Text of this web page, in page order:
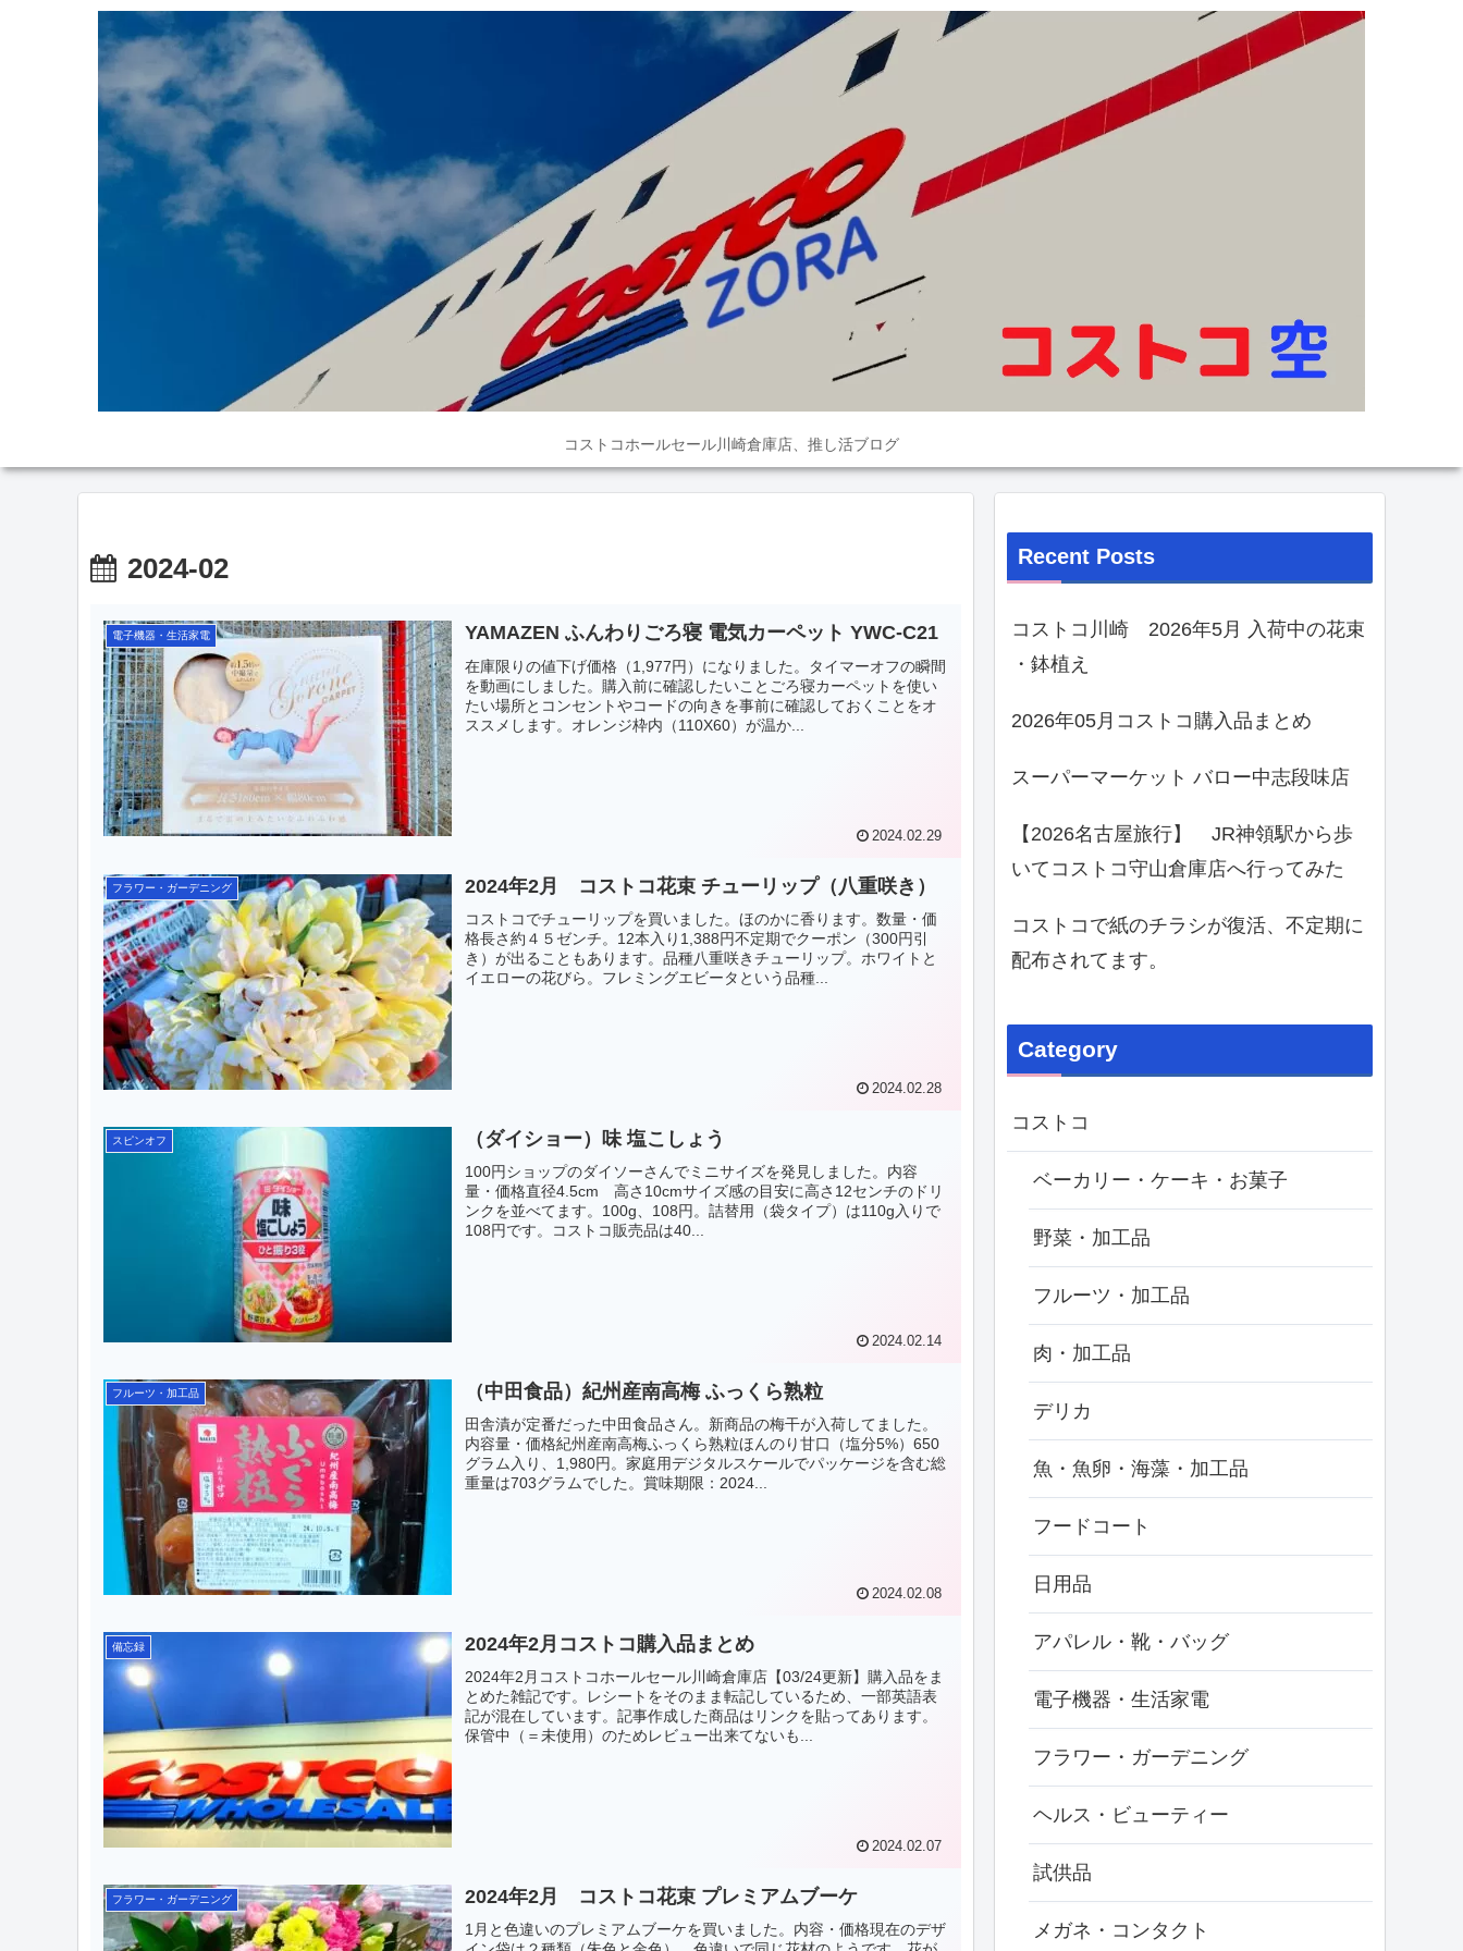
コストコホールセール川崎倉庫店、推し活ブログ
2024-02
電子機器・生活家電 YAMAZEN ふんわりごろ寝 電気カーペット YWC-C21
在庫限りの値下げ価格（1,977円）になりました。タイマーオフの瞬間
を動画にしました。購入前に確認したいことごろ寝カーペットを使い
たい場所とコンセントやコードの向きを事前に確認しておくことをオ
ススメします。オレンジ枠内（110X60）が温か...
2024.02.29
フラワー・ガーデニング 2024年2月 コストコ花束 チューリップ（八重咲き）
コストコでチューリップを買いました。ほのかに香ります。数量・価
格長さ約４５ゼンチ。12本入り1,388円不定期でクーポン（300円引
き）が出ることもあります。品種八重咲きチューリップ。ホワイトと
イエローの花びら。フレミングエビータという品種...
2024.02.28
スピンオフ （ダイショー）味 塩こしょう
100円ショップのダイソーさんでミニサイズを発見しました。内容
量・価格直径4.5cm 高さ10cmサイズ感の目安に高さ12センチのドリ
ンクを並べてます。100g、108円。詰替用（袋タイプ）は110g入りで
108円です。コストコ販売品は40...
2024.02.14
フルーツ・加工品 （中田食品）紀州産南高梅 ふっくら熟粒
田舎漬が定番だった中田食品さん。新商品の梅干が入荷してました。
内容量・価格紀州産南高梅ふっくら熟粒ほんのり甘口（塩分5%）650
グラム入り、1,980円。家庭用デジタルスケールでパッケージを含む総
重量は703グラムでした。賞味期限：2024...
2024.02.08
備忘録 2024年2月コストコ購入品まとめ
2024年2月コストコホールセール川崎倉庫店【03/24更新】購入品をま
とめた雑記です。レシートをそのまま転記しているため、一部英語表
記が混在しています。記事作成した商品はリンクを貼ってあります。
保管中（＝未使用）のためレビュー出来てないも...
2024.02.07
フラワー・ガーデニング 2024年2月 コストコ花束 プレミアムブーケ
1月と色違いのプレミアムブーケを買いました。内容・価格現在のデザ
Recent Posts
コストコ川崎 2026年5月 入荷中の花束
・鉢植え
2026年05月コストコ購入品まとめ
スーパーマーケット バロー中志段味店
【2026名古屋旅行】 JR神領駅から歩
いてコストコ守山倉庫店へ行ってみた
コストコで紙のチラシが復活、不定期に
配布されてます。
Category
コストコ
ベーカリー・ケーキ・お菓子
野菜・加工品
フルーツ・加工品
肉・加工品
デリカ
魚・魚卵・海藻・加工品
フードコート
日用品
アパレル・靴・バッグ
電子機器・生活家電
フラワー・ガーデニング
ヘルス・ビューティー
試供品
メガネ・コンタクト